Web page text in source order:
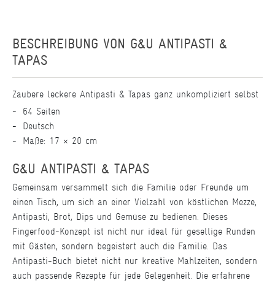
BESCHREIBUNG VON G&U ANTIPASTI &
TAPAS
Zaubere leckere Antipasti & Tapas ganz unkompliziert selbst
64 Seiten
Deutsch
Maße: 17 × 20 cm
G&U ANTIPASTI & TAPAS
Gemeinsam versammelt sich die Familie oder Freunde um
einen Tisch, um sich an einer Vielzahl von köstlichen Mezze,
Antipasti, Brot, Dips und Gemüse zu bedienen. Dieses
Fingerfood-Konzept ist nicht nur ideal für gesellige Runden
mit Gästen, sondern begeistert auch die Familie. Das
Antipasti-Buch bietet nicht nur kreative Mahlzeiten, sondern
auch passende Rezepte für jede Gelegenheit. Die erfahrene